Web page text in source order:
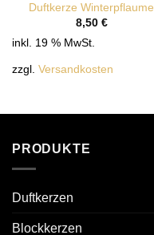
Duftkerze Winterpflaume
8,50 €
inkl. 19 % MwSt.
zzgl. Versandkosten
PRODUKTE
Duftkerzen
Blockkerzen